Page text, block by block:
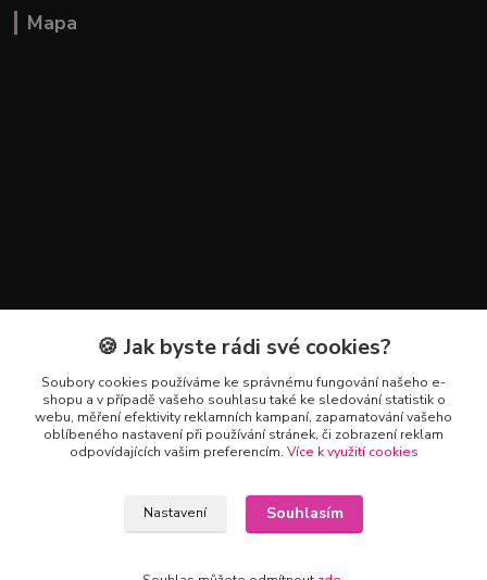
Mapa
Kontakty
+420 602 223 614
info@zahradnictvipetro.cz
🍪 Jak byste rádi své cookies?
Soubory cookies používáme ke správnému fungování našeho e-
shopu a v případě vašeho souhlasu také ke sledování statistik o
webu, měření efektivity reklamních kampaní, zapamatování vašeho
oblíbeného nastavení při používání stránek, či zobrazení reklam
odpovídajících vašim preferencím. Více k využití cookies
Nastavení Souhlasím